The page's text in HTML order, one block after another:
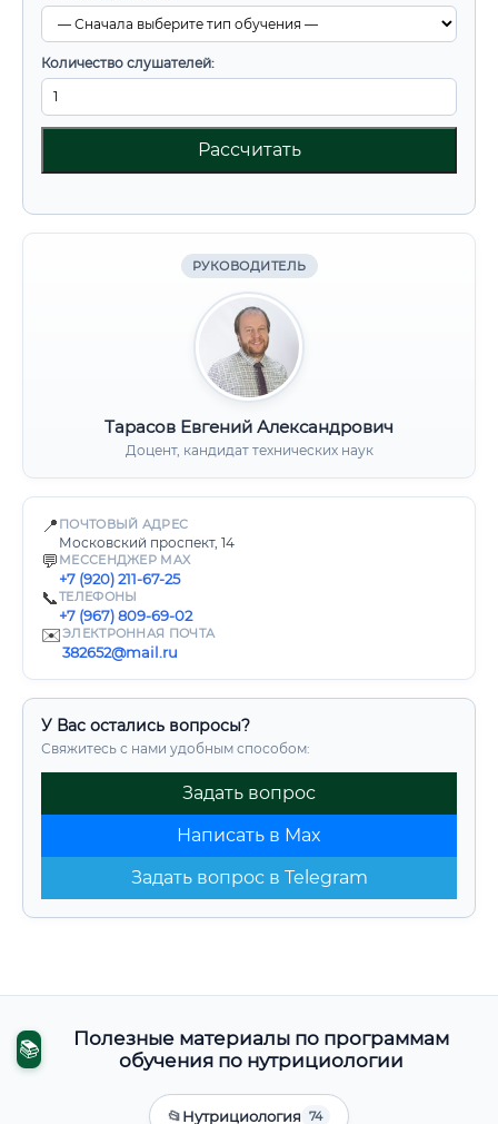
Количество слушателей:
Рассчитать
РУКОВОДИТЕЛЬ
Тарасов Евгений Александрович
Доцент, кандидат технических наук
📍 ПОЧТОВЫЙ АДРЕС
Московский проспект, 14
💬 МЕССЕНДЖЕР MAX
+7 (920) 211-67-25
📞ТЕЛЕФОНЫ
+7 (967) 809-69-02
✉️ЭЛЕКТРОННАЯ ПОЧТА
382652@mail.ru
У Вас остались вопросы?
Свяжитесь с нами удобным способом:
Задать вопрос
Написать в Max
Задать вопрос в Telegram
📚
Полезные материалы по программам
обучения по нутрициологии
📂Нутрициология 74